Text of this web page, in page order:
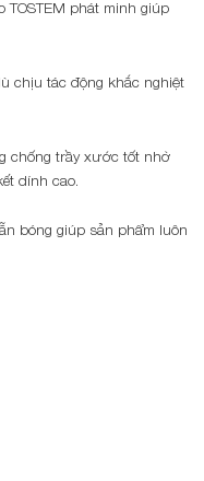
TOSTEM phát minh giúp
chịu tác động khắc nghiệt
chống trầy xước tốt nhờ
dính cao.
bóng giúp sản phẩm luôn